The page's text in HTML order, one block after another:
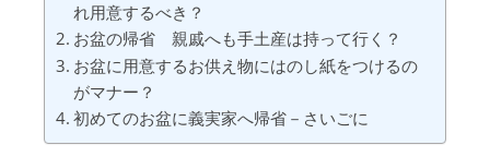
れ用意するべき？
お盆の帰省 親戚へも手土産は持って行く？
お盆に用意するお供え物にはのし紙をつけるの
がマナー？
初めてのお盆に義実家へ帰省－さいごに